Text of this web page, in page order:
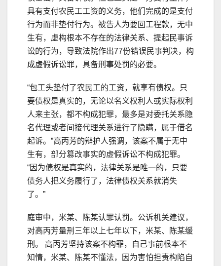
具有支付农民工工资的义务，他们完成的是支付
行为而非垫付行为。被告人为要回工程款，无中
生有，虚构根本不存在的法律关系、提起民事诉
讼的行为，导致法院作出77份错误民事判决，构
成虚假诉讼罪，具备刑事处罚的必要。
“包工头垫付了农民工的工资，就享有债权。只
要债权是真实的，无论以名义权利人或实际权利
人来主张，都不构成犯罪，最多是对委托关系隐
名代理或者间接代理关系进行了隐瞒，属于借名
起诉。”高丙芳的辩护人强调，该案不属于无中
生有，部分篡改事实的虚假诉讼不构成犯罪。
“因为债权是真实的，法律关系是唯一的，只要
债务人把义务履行了，法律债权关系就消失
了。”
庭审中，米某、陈某认罪认罚。公诉机关建议，
对高丙芳量刑三年以上七年以下，米某、陈某缓
刑。 高丙芳坚持该案不构罪，自己事前根本不
知情，米某、陈某不懂法，因为害怕担责构陷自